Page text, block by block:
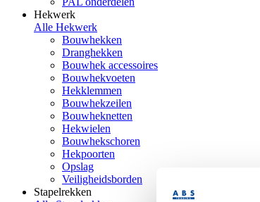
Hekwerk
Alle Hekwerk
Bouwhekken
Dranghekken
Bouwhek accessoires
Bouwhekvoeten
Hekklemmen
Bouwhekzeilen
Bouwheknetten
Hekwielen
Bouwhekschoren
Hekpoorten
Opslag
Veiligheidsborden
Stapelrekken